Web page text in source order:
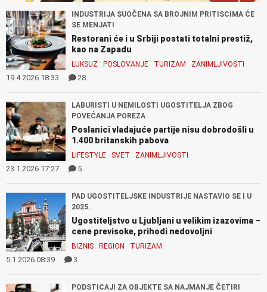
INDUSTRIJA SUOČENA SA BROJNIM PRITISCIMA ĆE
SE MENJATI
Restorani će i u Srbiji postati totalni prestiž,
kao na Zapadu
LUKSUZ POSLOVANJE TURIZAM ZANIMLJIVOSTI
19.4.2026 18:33 28
LABURISTI U NEMILOSTI UGOSTITELJA ZBOG
POVEĆANJA POREZA
Poslanici vladajuće partije nisu dobrodošli u
1.400 britanskih pabova
LIFESTYLE SVET ZANIMLJIVOSTI
23.1.2026 17:27 5
PAD UGOSTITELJSKE INDUSTRIJE NASTAVIO SE I U
2025.
Ugostiteljstvo u Ljubljani u velikim izazovima –
cene previsoke, prihodi nedovoljni
BIZNIS REGION TURIZAM
5.1.2026 08:39 3
PODSTICAJI ZA OBJEKTE SA NAJMANJE ČETIRI